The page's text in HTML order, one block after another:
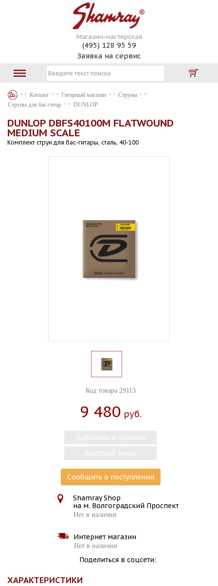
Магазин-мастерская
(495) 128 95 59
Заявка на сервис
Каталог Гитарный магазин
Струны
Струны для бас-гитар
DUNLOP
DUNLOP DBFS40100M FLATWOUND
MEDIUM SCALE
Комплект струн для бас-гитары, сталь, 40-100
Код товара 29113
9 480 Руб.
Сообщить о поступлении
Shamray Shop
на м. Волгоградский Проспект
Нет в наличии
Интернет магазин
Нет в наличии
Поделиться в соцсети:
ХАРАКТЕРИСТИКИ